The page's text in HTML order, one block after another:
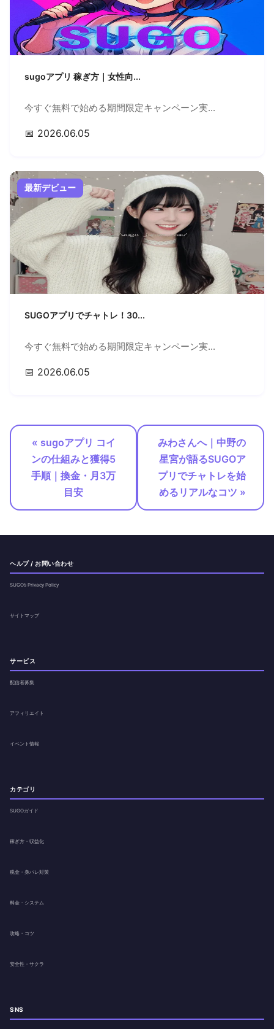
sugoアプリ 稼ぎ方｜女性向...
今すぐ無料で始める期間限定キャンペーン実...
📅 2026.06.05
最新デビュー
SUGOアプリでチャトレ！30...
今すぐ無料で始める期間限定キャンペーン実...
📅 2026.06.05
« sugoアプリ コイ
ンの仕組みと獲得5
手順｜換金・月3万
目安
みわさんへ｜中野の
星宮が語るSUGOア
プリでチャトレを始
めるリアルなコツ »
ヘルプ / お問い合わせ
SUGO’s Privacy Policy
サイトマップ
サービス
配信者募集
アフィリエイト
イベント情報
カテゴリ
SUGOガイド
稼ぎ方・収益化
税金・身バレ対策
料金・システム
攻略・コツ
安全性・サクラ
SNS